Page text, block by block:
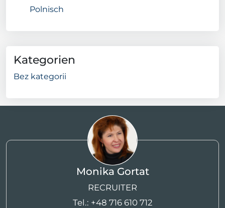
Polnisch
Kategorien
Bez kategorii
Monika Gortat
RECRUITER
Tel.: +48 716 610 712